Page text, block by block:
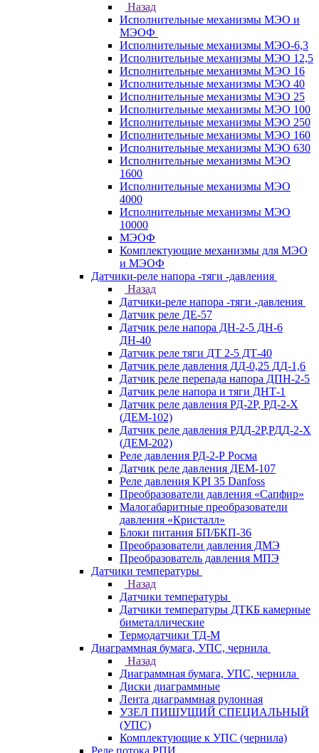
Назад
Исполнительные механизмы МЭО и
МЭОФ
Исполнительные механизмы МЭО-6,3
Исполнительные механизмы МЭО 12,5
Исполнительные механизмы МЭО 16
Исполнительные механизмы МЭО 40
Исполнительные механизмы МЭО 25
Исполнительные механизмы МЭО 100
Исполнительные механизмы МЭО 250
Исполнительные механизмы МЭО 160
Исполнительные механизмы МЭО 630
Исполнительные механизмы МЭО
1600
Исполнительные механизмы МЭО
4000
Исполнительные механизмы МЭО
10000
МЭОФ
Комплектующие механизмы для МЭО
и МЭОФ
Датчики-реле напора -тяги -давления
Назад
Датчики-реле напора -тяги -давления
Датчик реле ДЕ-57
Датчик реле напора ДН-2-5 ДН-6
ДН-40
Датчик реле тяги ДТ 2-5 ДТ-40
Датчик реле давления ДД-0,25 ДД-1,6
Датчик реле перепада напора ДПН-2-5
Датчик реле напора и тяги ДНТ-1
Датчик реле давления РД-2Р, РД-2-Х
(ДЕМ-102)
Датчик реле давления РДД-2Р,РДД-2-Х
(ДЕМ-202)
Реле давления РД-2-Р Росма
Датчик реле давления ДЕМ-107
Реле давления KPI 35 Danfoss
Преобразователи давления «Сапфир»
Малогабаритные преобразователи
давления «Кристалл»
Блоки питания БП/БКП-36
Преобразователи давления ДМЭ
Преобразователь давления МПЭ
Датчики температуры
Назад
Датчики температуры
Датчики температуры ДТКБ камерные
биметаллические
Термодатчики ТД-М
Диаграммная бумага, УПС, чернила
Назад
Диаграммная бумага, УПС, чернила
Диски диаграммные
Лента диаграммная рулонная
УЗЕЛ ПИШУЩИЙ СПЕЦИАЛЬНЫЙ
(УПС)
Комплектующие к УПС (чернила)
Реле потока РПИ